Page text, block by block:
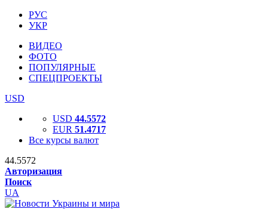
РУС
УКР
ВИДЕО
ФОТО
ПОПУЛЯРНЫЕ
СПЕЦПРОЕКТЫ
USD
USD 44.5572
EUR 51.4717
Все курсы валют
44.5572
Авторизация
Поиск
UA